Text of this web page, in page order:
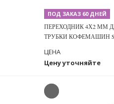
ПОД ЗАКАЗ 60 ДНЕЙ
ПЕРЕХОДНИК 4Х2 ММ
ТРУБКИ КОФЕМАШИН
Цену уточняйте
ЦЕНА